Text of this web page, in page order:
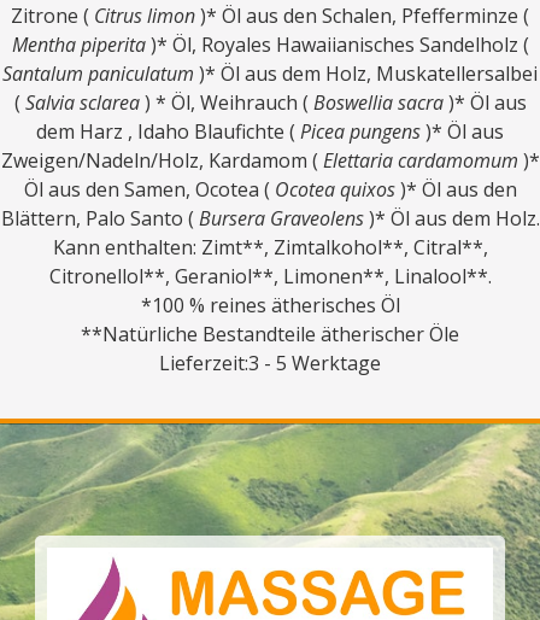
Zitrone ( Citrus limon)* Öl aus den Schalen, Pfefferminze (
Mentha piperita)* Öl, Royales Hawaiianisches Sandelholz (
Santalum paniculatum )* Öl aus dem Holz, Muskatellersalbei
( Salvia sclarea) * Öl, Weihrauch ( Boswellia sacra)* Öl aus
dem Harz , Idaho Blaufichte ( Picea pungens)* Öl aus
Zweigen/Nadeln/Holz, Kardamom ( Elettaria cardamomum )*
Öl aus den Samen, Ocotea ( Ocotea quixos)* Öl aus den
Blättern, Palo Santo ( Bursera Graveolens)* Öl aus dem Holz.
Kann enthalten: Zimt**, Zimtalkohol**, Citral**,
Citronellol**, Geraniol**, Limonen**, Linalool**.
*100 % reines ätherisches Öl
**Natürliche Bestandteile ätherischer Öle
Lieferzeit:3 - 5 Werktage